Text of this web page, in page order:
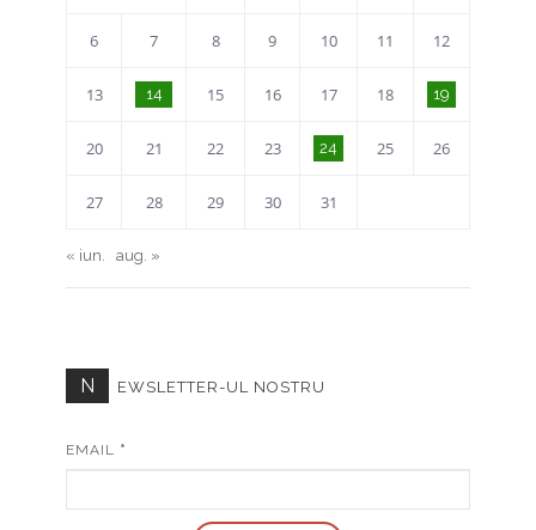
6 7 8 9 10 11 12
13 14 15 16 17 18 19
20 21 22 23 24 25 26
27 28 29 30 31
« iun. aug. »
N EWSLETTER-UL NOSTRU
EMAIL *